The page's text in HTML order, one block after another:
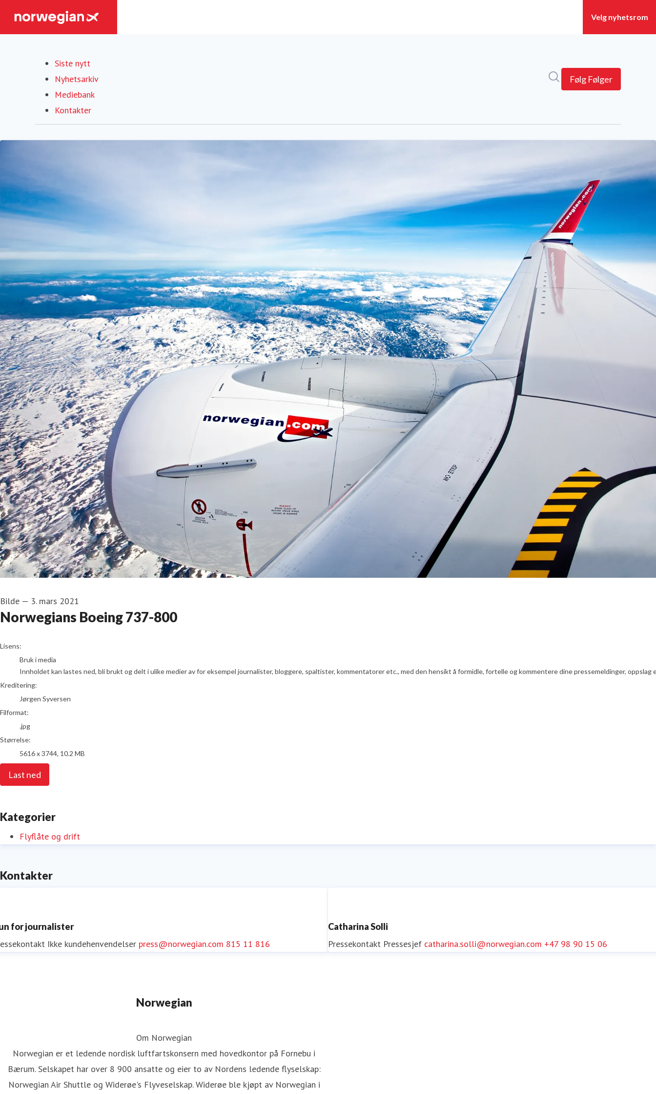
Siste nytt
Nyhetsarkiv
Mediebank
Kontakter
Følg Følger
Bilde — 3. mars 2021
Norwegians Boeing 737-800
Jørgen Syversen
Lisens:
Bruk i media
Innholdet kan lastes ned, bli brukt og delt i ulike medier av for eksempel journalister, bloggere, spaltister, kommentatorer etc., med den hensikt å formidle, fortelle og kommentere dine pressemeldinger,
Kreditering:
Jørgen Syversen
Filformat:
.jpg
Størrelse:
5616 x 3744, 10.2 MB
Last ned
Kategorier
Flyflåte og drift
Kontakter
for journalister
Ikke kundehenvendelser press@norwegian.com 815 11 816
Catharina Solli
Pressekontakt Pressesjef catharina.solli@norwegian.com +47 98 90 15 06
Norwegian
Om Norwegian
Norwegian er et ledende nordisk luftfartskonsern med hovedkontor på Fornebu i
Bærum. Selskapet har over 8 900 ansatte og eier to av Nordens ledende flyselskap:
Norwegian Air Shuttle og Widerøe's Flyveselskap. Widerøe ble kjøpt av Norwegian i